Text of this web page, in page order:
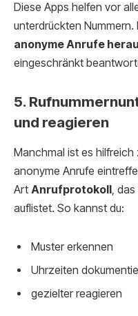
Diese Apps helfen vor
unterdrückten Nummern.
anonyme Anrufe
eingeschränkt
5.
und reagieren
Manchmal ist es
anonyme Anrufe
Art Anrufprotokoll ,
auflistet. So kannst du:
Muster erkennen
Uhrzeiten
gezielter reagieren